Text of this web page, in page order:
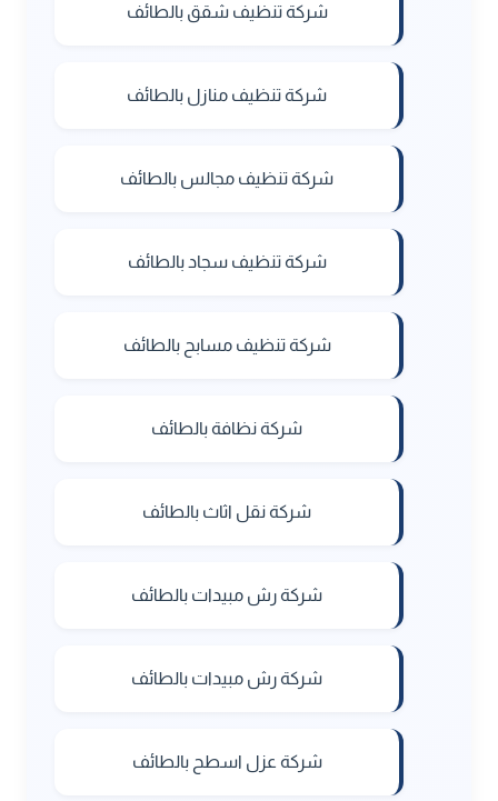
شركة تنظيف شقق بالطائف
شركة تنظيف منازل بالطائف
شركة تنظيف مجالس بالطائف
شركة تنظيف سجاد بالطائف
شركة تنظيف مسابح بالطائف
شركة نظافة بالطائف
شركة نقل اثاث بالطائف
شركة رش مبيدات بالطائف
شركة رش مبيدات بالطائف
شركة عزل اسطح بالطائف